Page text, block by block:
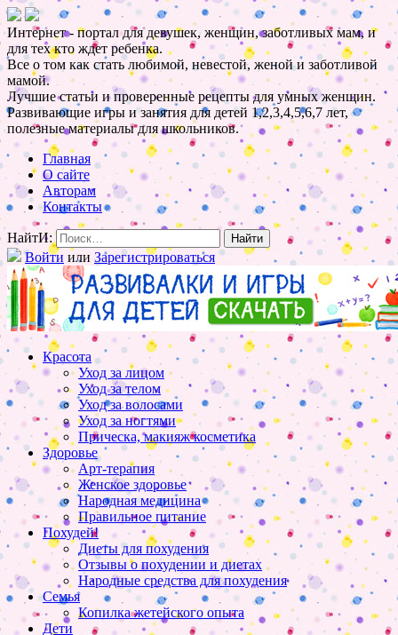
Интернет - портал для девушек, женщин, заботливых мам, и
для тех кто ждет ребенка.
Все о том как стать любимой, невестой, женой и заботливой
мамой.
Лучшие статьи и проверенные рецепты для умных женщин.
Развивающие игры и занятия для детей 1,2,3,4,5,6,7 лет,
полезные материалы для школьников.
Главная
О сайте
Авторам
Контакты
НайтИ:
Войти или Зарегистрироваться
Красота
Уход за лицом
Уход за телом
Уход за волосами
Уход за ногтями
Прическа, макияж косметика
Здоровье
Арт-терапия
Женское здоровье
Народная медицина
Правильное питание
Похудей!
Диеты для похудения
Отзывы о похудении и диетах
Народные средства для похудения
Семья
Копилка жетейского опыта
Дети